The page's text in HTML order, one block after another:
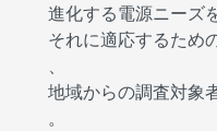
進化する電源ニーズ
それに適応するため
、
地域からの調査対象
。